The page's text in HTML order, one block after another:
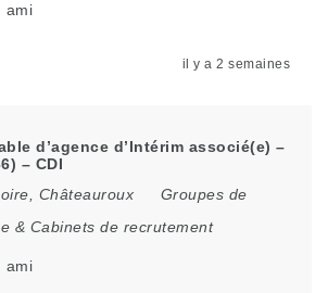
ami
il y a 2 semaines
d’agence d’Intérim associé(e) –
– CDI
, Châteauroux
Groupes de
& Cabinets de recrutement
ami